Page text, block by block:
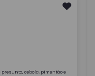
cebola, pimentão e